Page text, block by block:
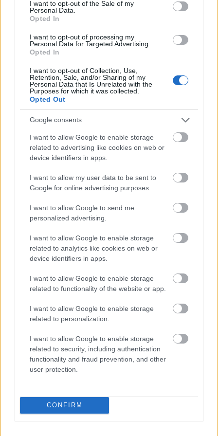
I want to opt-out of the Sale of my
Personal Data.
Opted In
I want to opt-out of processing my
Personal Data for Targeted Advertising.
Opted In
I want to opt-out of Collection, Use,
Retention, Sale, and/or Sharing of my
Personal Data that Is Unrelated with the
Purposes for which it was collected.
Opted Out
Google consents
I want to allow Google to enable storage
related to advertising like cookies on web or
device identifiers in apps.
I want to allow my user data to be sent to
Google for online advertising purposes.
I want to allow Google to send me
personalized advertising.
I want to allow Google to enable storage
related to analytics like cookies on web or
device identifiers in apps.
I want to allow Google to enable storage
related to functionality of the website or app.
I want to allow Google to enable storage
related to personalization.
I want to allow Google to enable storage
related to security, including authentication
functionality and fraud prevention, and other
user protection.
CONFIRM
Az #fb-t, illetve a Selective Twitter Status-t én is
használom és nagyon hasznosnak tartom. Most már
csak arra kellene valami jó megoldást találni, hogy a
Reader-ben megosztott cuccok közül mégse mind
menjen a Twitterre.
Ha csak PC előtt ülnék, akkor ott vannak a tag-ek,
amiknek saját feed-jük van és azt FriendFeed-en,
vagy a TwitterFeed-en keresztül be lehet kötni a
Twitterbe. De Opera Mini, illetve a Reader mobil
verziója nem engedi a tag-ek szerkesztését, így amit
mobilról osztok meg, azt nem tudom külön a
Twitterre küldeni, csak utólag a PC elől.
17 éve
megjelenjen e facebookon is, bár asszem ott is csak
nyílt twitterrel működik.
17 éve
Alapvetően ez egy rossz hack. Aki több status
szolgáltatást használ annak egy klienst kéne
használnia és abban eldönteni, hogy akkor ez melyik
üzenetben fb-ra utaló szemét.
hírbehozó
@Horváth János: a bongeszo maga a szamitogep.
ami nem jelenik meg a bongeszoben, az nem letezik.
btw, amit te leirsz (minusz kliens), azt az iranyt ugy